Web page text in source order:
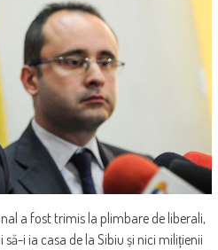
a fost trimis la plimbare de liberali,
i ia casa de la Sibiu și nici milițienii